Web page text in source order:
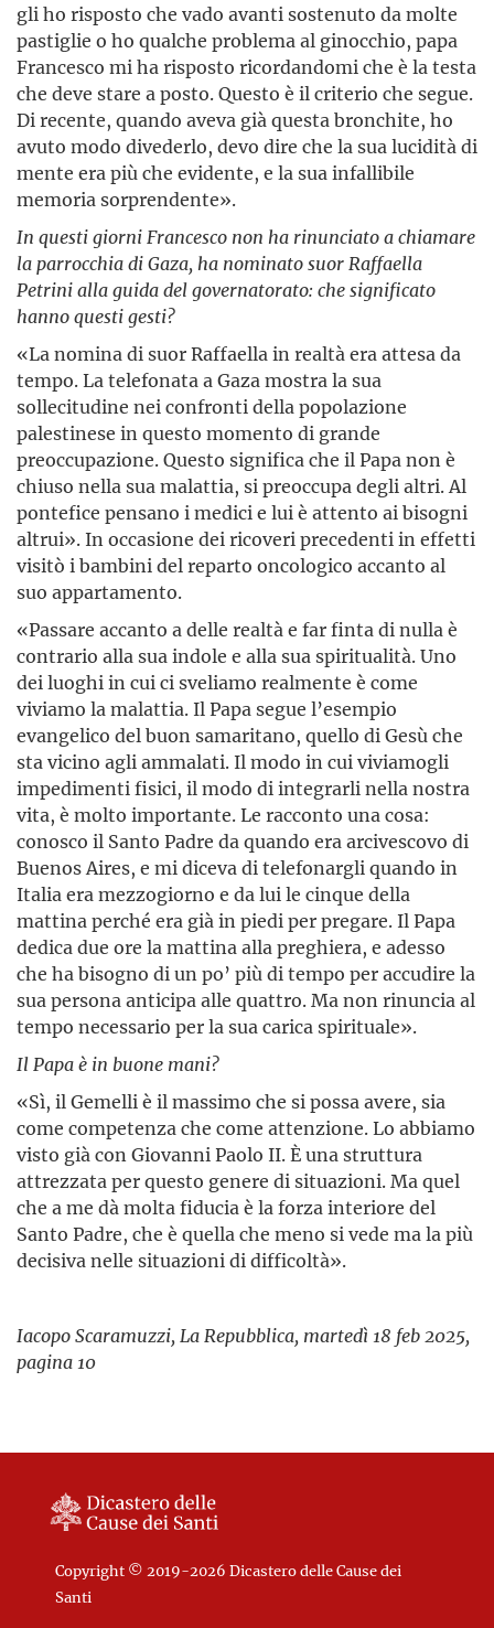
gli ho risposto che vado avanti sostenuto da molte
pastiglie o ho qualche problema al ginocchio, papa
Francesco mi ha risposto ricordandomi che è la testa
che deve stare a posto. Questo è il criterio che segue.
Di recente, quando aveva già questa bronchite, ho
avuto modo divederlo, devo dire che la sua lucidità di
mente era più che evidente, e la sua infallibile
memoria sorprendente».
In questi giorni Francesco non ha rinunciato a chiamare
la parrocchia di Gaza, ha nominato suor Raffaella
Petrini alla guida del governatorato: che significato
hanno questi gesti?
«La nomina di suor Raffaella in realtà era attesa da
tempo. La telefonata a Gaza mostra la sua
sollecitudine nei confronti della popolazione
palestinese in questo momento di grande
preoccupazione. Questo significa che il Papa non è
chiuso nella sua malattia, si preoccupa degli altri. Al
pontefice pensano i medici e lui è attento ai bisogni
altrui». In occasione dei ricoveri precedenti in effetti
visitò i bambini del reparto oncologico accanto al
suo appartamento.
«Passare accanto a delle realtà e far finta di nulla è
contrario alla sua indole e alla sua spiritualità. Uno
dei luoghi in cui ci sveliamo realmente è come
viviamo la malattia. Il Papa segue l’esempio
evangelico del buon samaritano, quello di Gesù che
sta vicino agli ammalati. Il modo in cui viviamogli
impedimenti fisici, il modo di integrarli nella nostra
vita, è molto importante. Le racconto una cosa:
conosco il Santo Padre da quando era arcivescovo di
Buenos Aires, e mi diceva di telefonargli quando in
Italia era mezzogiorno e da lui le cinque della
mattina perché era già in piedi per pregare. Il Papa
dedica due ore la mattina alla preghiera, e adesso
che ha bisogno di un po’ più di tempo per accudire la
sua persona anticipa alle quattro. Ma non rinuncia al
tempo necessario per la sua carica spirituale».
Il Papa è in buone mani?
«Sì, il Gemelli è il massimo che si possa avere, sia
come competenza che come attenzione. Lo abbiamo
visto già con Giovanni Paolo II. È una struttura
attrezzata per questo genere di situazioni. Ma quel
che a me dà molta fiducia è la forza interiore del
Santo Padre, che è quella che meno si vede ma la più
decisiva nelle situazioni di difficoltà».
Iacopo Scaramuzzi, La Repubblica, martedì 18 feb 2025,
pagina 10
Copyright © 2019-2026 Dicastero delle Cause dei
Santi